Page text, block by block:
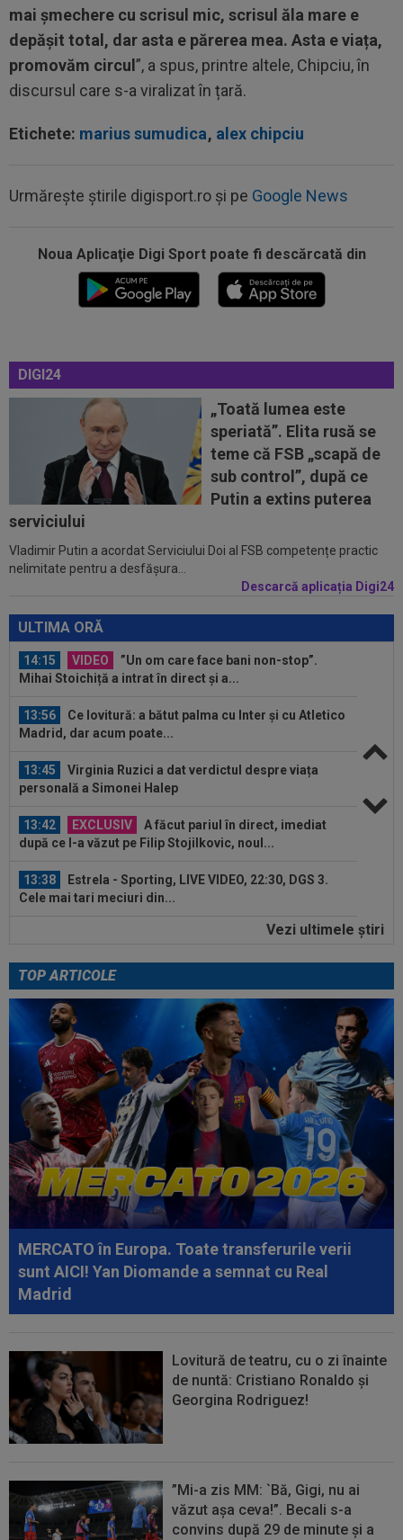
mai șmechere cu scrisul mic, scrisul ăla mare e
depășit total, dar asta e părerea mea. Asta e viața,
promovăm circul”, a spus, printre altele, Chipciu, în
discursul care s-a viralizat în țară.
Etichete: marius sumudica, alex chipciu
Urmărește știrile digisport.ro și pe Google News
Noua Aplicaţie Digi Sport poate fi descărcată din
DIGI24
„Toată lumea este
speriată”. Elita rusă se
teme că FSB „scapă de
sub control”, după ce
Putin a extins puterea
serviciului
Vladimir Putin a acordat Serviciului Doi al FSB competențe practic
nelimitate pentru a desfășura...
Descarcă aplicația Digi24
ULTIMA ORĂ
Ce lovitură: a bătut palma cu Inter și cu Atletico
Madrid, dar acum poate...
13:42 EXCLUSIV
A făcut pariul în direct, imediat
după ce l-a văzut pe Filip Stojilkovic, noul...
Estrela - Sporting, LIVE VIDEO, 22:30, DGS 3.
Cele mai tari meciuri din...
13:23
”Nemeritat”. Mesajul postat de Steaua, după
înfrângerea cu Râmnicu Vâlcea în a...
14:39
Marius Șumudică vrea 4 transferuri la CFR
Cluj!
despre transferul lui Julian...
14:15 VIDEO
”Un om care face bani non-stop”.
Mihai Stoichiță a intrat în direct și a...
13:56
Ce lovitură: a bătut palma cu Inter și cu Atletico
Madrid, dar acum poate...
13:45
Virginia Ruzici a dat verdictul despre viața
personală a Simonei Halep
13:42 EXCLUSIV
A făcut pariul în direct, imediat
după ce l-a văzut pe Filip Stojilkovic, noul...
13:38
Estrela - Sporting, LIVE VIDEO, 22:30, DGS 3.
Cele mai tari meciuri din...
”Nemeritat”. Mesajul postat de Steaua, după
14:39
Marius Șumudică vrea 4 transferuri la CFR
Cluj!
14:29
S-a terminat! Diego Simeone a făcut anunțul
despre transferul lui Julian...
14:15 VIDEO
”Un om care face bani non-stop”.
Mihai Stoichiță a intrat în direct și a...
13:56
Ce lovitură: a bătut palma cu Inter și cu Atletico
Madrid, dar acum poate...
13:45
Virginia Ruzici a dat verdictul despre viața
personală a Simonei Halep
Vezi ultimele ştiri
TOP ARTICOLE
MERCATO în Europa. Toate transferurile verii
sunt AICI! Yan Diomande a semnat cu Real
Madrid
Lovitură de teatru, cu o zi înainte
de nuntă: Cristiano Ronaldo și
Georgina Rodriguez!
”Mi-a zis MM: `Bă, Gigi, nu ai
văzut așa ceva!”. Becali s-a
convins după 29 de minute și a